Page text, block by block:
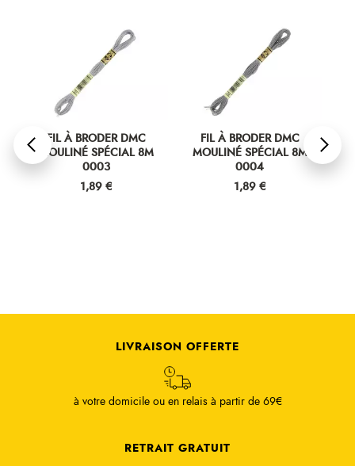
FIL À BRODER DMC
MOULINÉ SPÉCIAL 8M
0003
Prix
1,89 €
FIL À BRODER DMC
MOULINÉ SPÉCIAL 8M
0004
Prix
1,89 €
LIVRAISON OFFERTE
à votre domicile ou en relais à partir de 69€
RETRAIT GRATUIT